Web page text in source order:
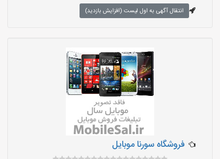
انتقال آگهی به اول لیست (افزایش بازدید)
فروشگاه سورنا موبایل